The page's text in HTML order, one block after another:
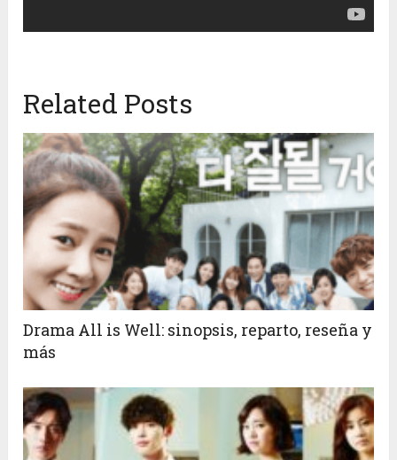
Related Posts
Drama All is Well: sinopsis, reparto, reseña y
más